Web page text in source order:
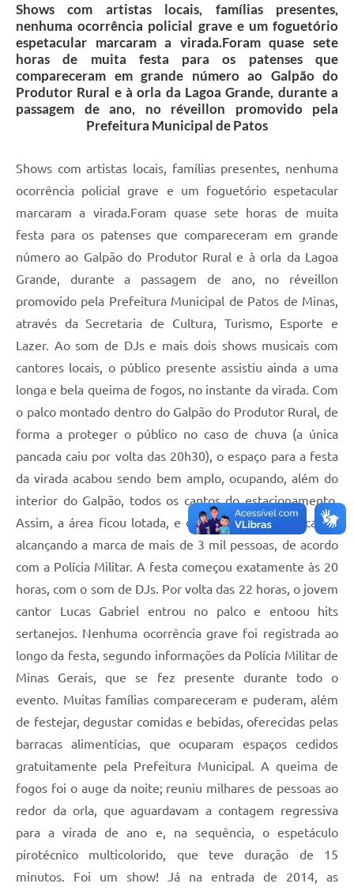
Shows com artistas locais, famílias presentes,
nenhuma ocorrência policial grave e um foguetório
espetacular marcaram a virada.Foram quase sete
horas de muita festa para os patenses que
compareceram em grande número ao Galpão do
Produtor Rural e à orla da Lagoa Grande, durante a
passagem de ano, no réveillon promovido pela
Prefeitura Municipal de Patos
Shows com artistas locais, famílias presentes, nenhuma
ocorrência policial grave e um foguetório espetacular
marcaram a virada.Foram quase sete horas de muita
festa para os patenses que compareceram em grande
número ao Galpão do Produtor Rural e à orla da Lagoa
Grande, durante a passagem de ano, no réveillon
promovido pela Prefeitura Municipal de Patos de Minas,
através da Secretaria de Cultura, Turismo, Esporte e
Lazer. Ao som de DJs e mais dois shows musicais com
cantores locais, o público presente assistiu ainda a uma
longa e bela queima de fogos, no instante da virada. Com
o palco montado dentro do Galpão do Produtor Rural, de
forma a proteger o público no caso de chuva (a única
pancada caiu por volta das 20h30), o espaço para a festa
da virada acabou sendo bem amplo, ocupando, além do
interior do Galpão, todos os cantos do estacionamento.
Assim, a área ficou lotada, e o público presente acabou
alcançando a marca de mais de 3 mil pessoas, de acordo
com a Polícia Militar. A festa começou exatamente às 20
horas, com o som de DJs. Por volta das 22 horas, o jovem
cantor Lucas Gabriel entrou no palco e entoou hits
sertanejos. Nenhuma ocorrência grave foi registrada ao
longo da festa, segundo informações da Polícia Militar de
Minas Gerais, que se fez presente durante todo o
evento. Muitas famílias compareceram e puderam, além
de festejar, degustar comidas e bebidas, oferecidas pelas
barracas alimentícias, que ocuparam espaços cedidos
gratuitamente pela Prefeitura Municipal. A queima de
fogos foi o auge da noite; reuniu milhares de pessoas ao
redor da orla, que aguardavam a contagem regressiva
para a virada de ano e, na sequência, o espetáculo
pirotécnico multicolorido, que teve duração de 15
minutos. Foi um show! Já na entrada de 2014, as